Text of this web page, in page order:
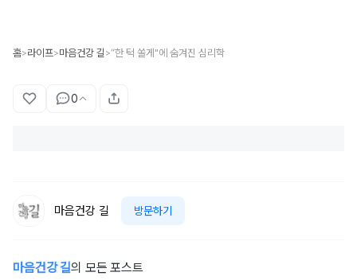
홈>라이프>마음건강 길 >“한 턱 쏠게"에 숨겨진 심리학
0
마음건강 길 방문하기
마음건강 길의 모든 포스트